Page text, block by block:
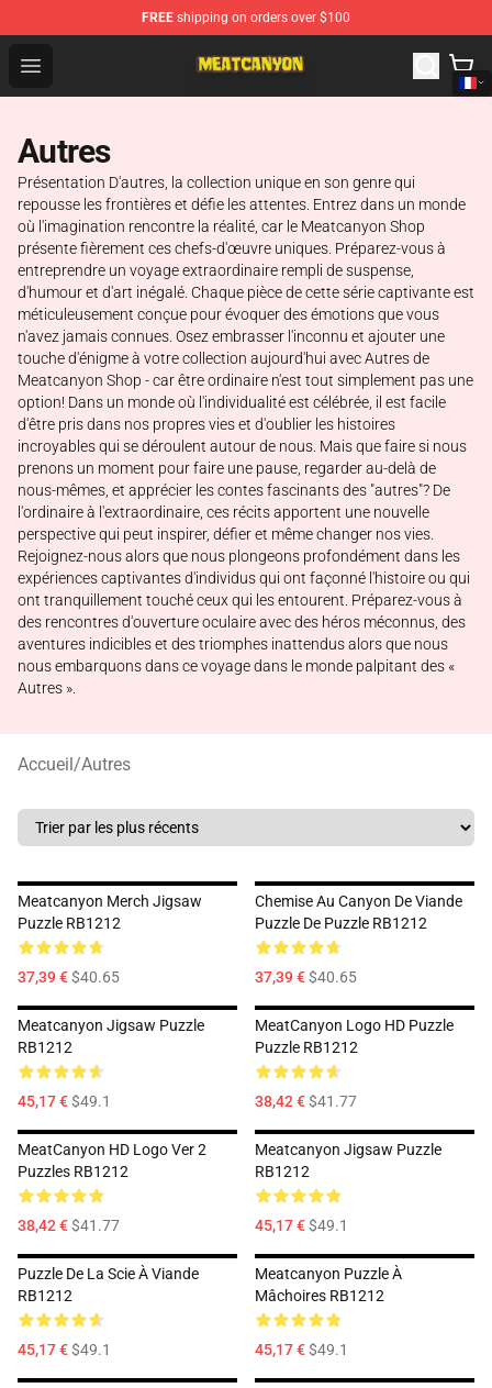
FREE shipping on orders over $100
Open menu
MeatCanyon Shop - Official MeatCanyon Merchandise
Autres
Présentation D'autres, la collection unique en son genre qui
repousse les frontières et défie les attentes. Entrez dans un monde
où l'imagination rencontre la réalité, car le Meatcanyon Shop
présente fièrement ces chefs-d'œuvre uniques. Préparez-vous à
entreprendre un voyage extraordinaire rempli de suspense,
d'humour et d'art inégalé. Chaque pièce de cette série captivante est
méticuleusement conçue pour évoquer des émotions que vous
n'avez jamais connues. Osez embrasser l'inconnu et ajouter une
touche d'énigme à votre collection aujourd'hui avec Autres de
Meatcanyon Shop - car être ordinaire n'est tout simplement pas une
option! Dans un monde où l'individualité est célébrée, il est facile
d'être pris dans nos propres vies et d'oublier les histoires
incroyables qui se déroulent autour de nous. Mais que faire si nous
prenons un moment pour faire une pause, regarder au-delà de
nous-mêmes, et apprécier les contes fascinants des "autres"? De
l'ordinaire à l'extraordinaire, ces récits apportent une nouvelle
perspective qui peut inspirer, défier et même changer nos vies.
Rejoignez-nous alors que nous plongeons profondément dans les
expériences captivantes d'individus qui ont façonné l'histoire ou qui
ont tranquillement touché ceux qui les entourent. Préparez-vous à
des rencontres d'ouverture oculaire avec des héros méconnus, des
aventures indicibles et des triomphes inattendus alors que nous
nous embarquons dans ce voyage dans le monde palpitant des «
Autres ».
Accueil/Autres
Meatcanyon Merch Jigsaw
Puzzle RB1212
37,39 €$40.65
Chemise Au Canyon De Viande
Puzzle De Puzzle RB1212
37,39 €$40.65
Meatcanyon Jigsaw Puzzle
RB1212
45,17 €$49.1
MeatCanyon Logo HD Puzzle
Puzzle RB1212
38,42 €$41.77
MeatCanyon HD Logo Ver 2
Puzzles RB1212
38,42 €$41.77
Meatcanyon Jigsaw Puzzle
RB1212
45,17 €$49.1
Puzzle De La Scie À Viande
RB1212
45,17 €$49.1
Meatcanyon Puzzle À
Mâchoires RB1212
45,17 €$49.1